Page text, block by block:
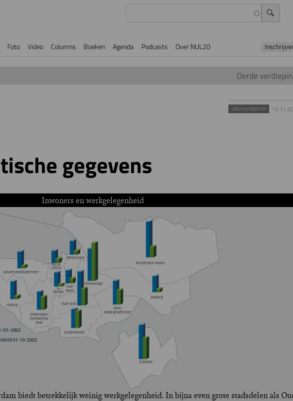
Foto Video Columns Boeken Agenda Podcasts Over NUL20
Derde
GEACTUALISEERD OP
gegevens
Inwoners en werkgelegenheid
biedt betrekkelijk weinig werkgelegenheid. In bijna even grote stadsdelen als